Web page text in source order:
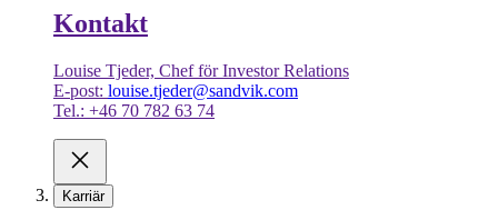
Kontakt
Louise Tjeder, Chef för Investor Relations
E-post: louise.tjeder@sandvik.com
Tel.: +46 70 782 63 74
Karriär